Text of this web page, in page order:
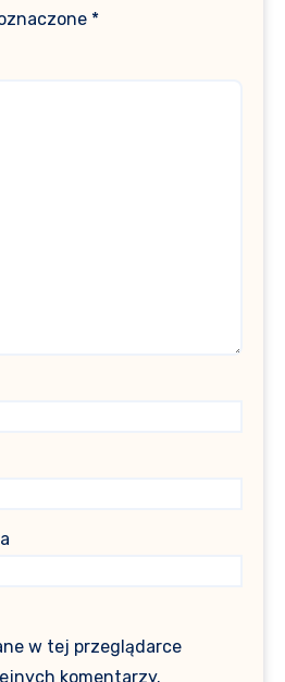
*
w tej przeglądarce
komentarzy.